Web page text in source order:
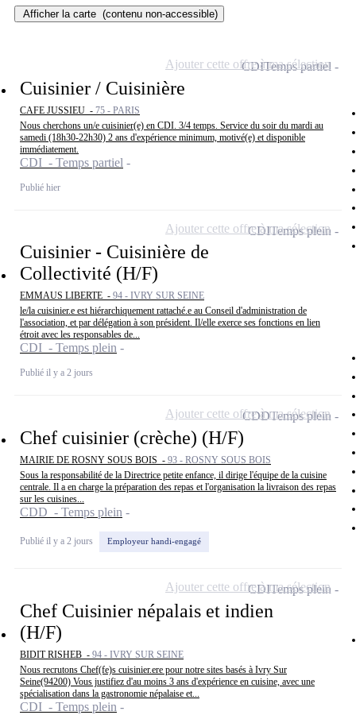
Afficher la carte (contenu non-accessible)
Cuisinier / Cuisinière
CAFE JUSSIEU - 75 - PARIS
Nous cherchons un/e cuisinier(e) en CDI. 3/4 temps. Service du soir du mardi au
samedi (18h30-22h30) 2 ans d'expérience minimum, motivé(e) et disponible
immédiatement.
CDI - Temps partiel
Publié hier
CDITemps partiel
Ajouter cette offre à ma sélection
Cuisinier - Cuisinière de
Collectivité (H/F)
EMMAUS LIBERTE - 94 - IVRY SUR SEINE
le/la cuisinier.e est hiérarchiquement rattaché.e au Conseil d'administration de
l'association, et par délégation à son président. Il/elle exerce ses fonctions en lien
étroit avec les responsables de...
CDI - Temps plein
Publié il y a 2 jours
CDITemps plein
Ajouter cette offre à ma sélection
Chef cuisinier (crèche) (H/F)
MAIRIE DE ROSNY SOUS BOIS - 93 - ROSNY SOUS BOIS
Sous la responsabilité de la Directrice petite enfance, il dirige l'équipe de la cuisine
centrale. Il a en charge la préparation des repas et l'organisation la livraison des repas
sur les cuisines...
CDD - Temps plein
Publié il y a 2 jours Employeur handi-engagé
CDDTemps plein
Ajouter cette offre à ma sélection
Chef Cuisinier népalais et indien
(H/F)
BIDIT RISHEB - 94 - IVRY SUR SEINE
Nous recrutons Chef(fe)s cuisinier.ere pour notre sites basés à Ivry Sur
Seine(94200) Vous justifiez d'au moins 3 ans d'expérience en cuisine, avec une
spécialisation dans la gastronomie népalaise et...
CDI - Temps plein
CDITemps plein
Ajouter cette offre à ma sélection